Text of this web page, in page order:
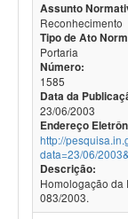
Assunto
Reconhecimento
Tipo de Ato
Portaria
Número:
1585
Data da
23/06/2003
Endereço
http://
data=23/06/
Descrição:
Homologação da
083/2003.